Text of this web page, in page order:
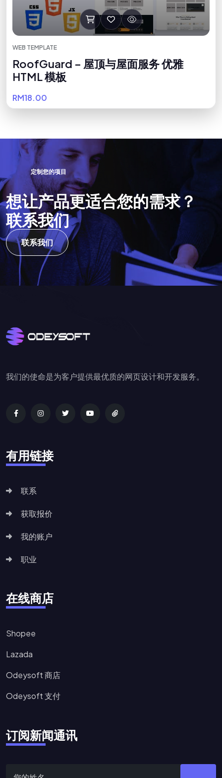
WEB TEMPLATE
RoofGuard – 屋顶与屋面服务 优雅
HTML 模板
RM18.00
定制您的项目
想让产品更适合您的需求 ？
联系我们
联系我们
我们的使命是为客户提供最优质的网页设计和开发服务。
有用链接
联系
获取报价
我的账户
职业
在线商店
Shopee
Lazada
Odeysoft 商店
Odeysoft 支付
订阅新闻通讯